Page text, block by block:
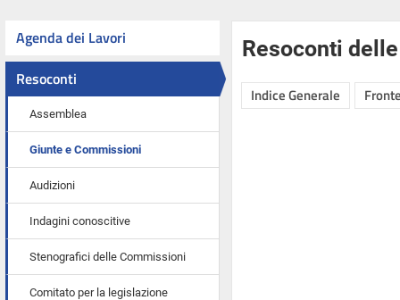
Agenda dei Lavori
Resoconti
Assemblea
Giunte e Commissioni
Audizioni
Indagini conoscitive
Stenografici delle Commissioni
Comitato per la legislazione
Resoconti
Indice Generale